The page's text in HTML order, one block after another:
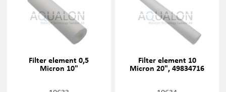
Filter element 0,5
Micron 10"
Filter element 10
Micron 20", 49834716